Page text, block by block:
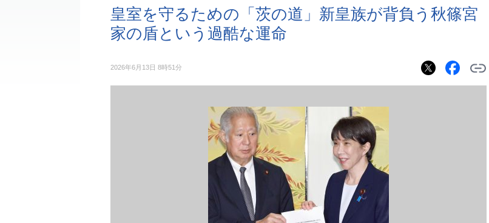
皇室を守るための「茨の道」新皇族が背負う秋篠宮
家の盾という過酷な運命
2026年6月13日 8時51分